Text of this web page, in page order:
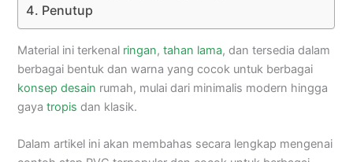
Penutup
Material ini terkenal ringan,tahan lama, dan tersedia dalam
berbagai bentuk dan warna yang cocok untuk berbagai
konsep desain rumah, mulai dari minimalis modern hingga
gayatropis dan klasik.
Dalam artikel ini akan membahas secara lengkap mengenai